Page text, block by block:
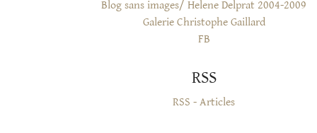
Blog sans images/ Helene Delprat 2004-2009
Galerie Christophe Gaillard
FB
RSS
RSS - Articles